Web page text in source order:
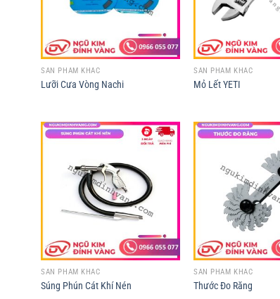
SẢN PHẨM KHÁC
Lưỡi Cưa Vòng Nachi
SẢN PHẨM KHÁC
Mỏ Lết YETI
SẢN PHẨM KHÁC
Súng Phún Cát Khí Nén
SẢN PHẨM KHÁC
Thước Đo Răng